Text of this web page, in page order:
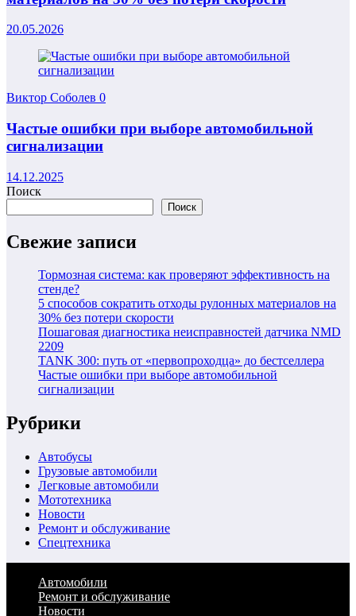
20.05.2026
Виктор Соболев 0
Частые ошибки при выборе автомобильной
сигнализации
14.12.2025
Поиск
Поиск
Свежие записи
Тормозная система: как проверяют эффективность на
стенде?
5 способов сократить отходы рулонных материалов на
30% без потери скорости
Пошаговая диагностика неисправностей датчика NMD
2209
TANK 300: путь от «первопроходца» до бестселлера
Частые ошибки при выборе автомобильной
сигнализации
Рубрики
Автобусы
Грузовые автомобили
Легковые автомобили
Мототехника
Новости
Ремонт и обслуживание
Спецтехника
Автомобили
Ремонт и обслуживание
Новости